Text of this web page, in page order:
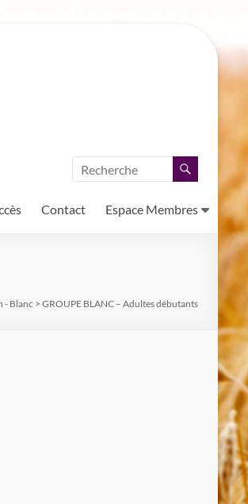
Contact Espace Membres
- Blanc > GROUPE BLANC – Adultes débutants